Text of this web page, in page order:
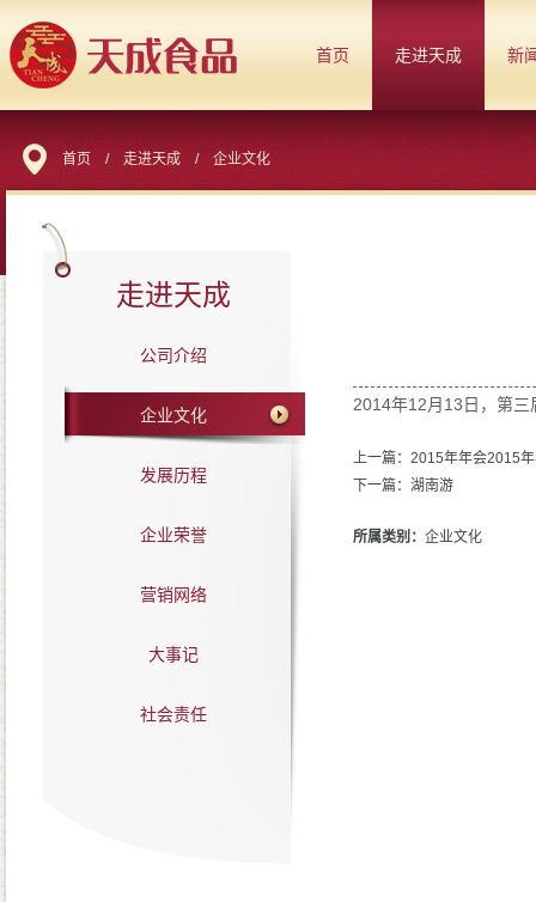
首页 走进天成 新
首页/走进天成/企业文化
走进天成
公司介绍
企业文化
发展历程
企业荣誉
营销网络
大事记
社会责任
2014年12月13日，第三
上一篇：2015年年会2015
下一篇：湖南游
所属类别：企业文化